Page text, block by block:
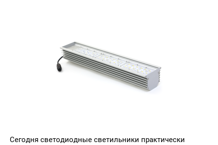
Сегодня светодиодные светильники практически